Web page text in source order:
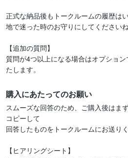
正式な納品後もトークルームの履歴は
地で迷った時のお守りにしてください
【追加の質問】
質問が4つ以上になる場合はオプショ
購入にあたってのお願い
スムーズな回答のため、ご購入後はま
コピーして
回答したものをトークルームにお送りく
【ヒアリングシート】